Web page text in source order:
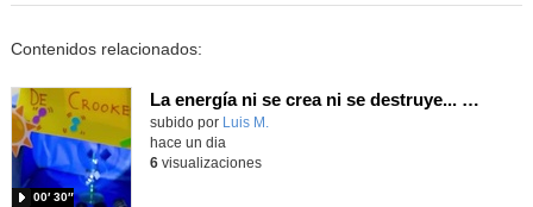
Contenidos relacionados:
La energía ni se crea ni se destruye... ¡se experimenta! El Tierno en la Feria Madrid es Ciencia 2026
Contenido educativo.
subido por Luis M.
00′ 30″
hace un dia
6visualizaciones